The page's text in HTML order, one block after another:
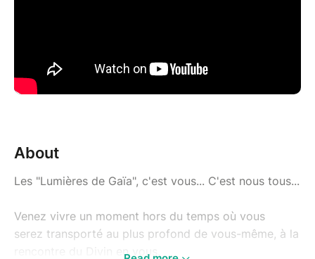
About
Les "Lumières de Gaïa", c'est vous... C'est nous tous...
Venez vivre un moment hors du temps où vous
serez transporté au plus profond de vous-même, à la
rencontre du Divin en vous.